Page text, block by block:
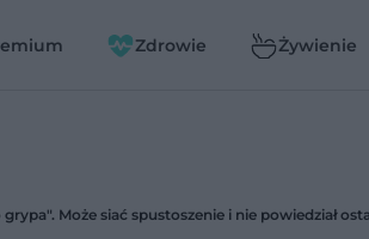
Zdrowie Żywienie
Może siać spustoszenie i nie powiedział